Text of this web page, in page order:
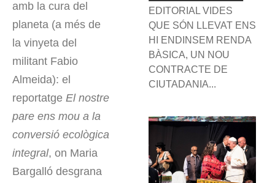
amb la cura del
planeta (a més de
la vinyeta del
militant Fabio
Almeida): el
reportatge El nostre
pare ens mou a la
conversió ecològica
integral, on Maria
Bargalló desgrana
EDITORIAL VIDES
QUE SÓN LLEVAT ENS
HI ENDINSEM RENDA
BÀSICA, UN NOU
CONTRACTE DE
CIUTADANIA...